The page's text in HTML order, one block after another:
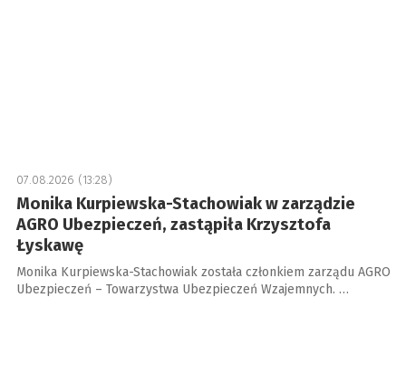
07.08.2026 (13:28)
Monika Kurpiewska-Stachowiak w zarządzie
AGRO Ubezpieczeń, zastąpiła Krzysztofa
Łyskawę
Monika Kurpiewska-Stachowiak została członkiem zarządu AGRO
Ubezpieczeń – Towarzystwa Ubezpieczeń Wzajemnych. …